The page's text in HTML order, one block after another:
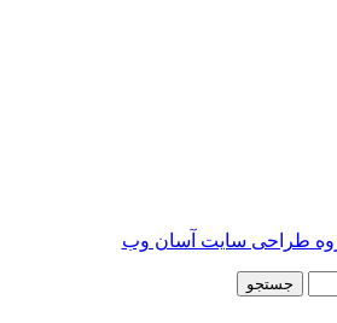
طراحی سایت آسان وب
جستجو